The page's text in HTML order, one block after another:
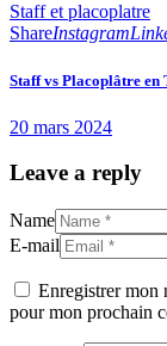
Staff et placoplatre
ShareInstagram
Staff vs Placoplâtre en
20 mars 2024
Leave a reply
Name
E-mail
Enregistrer mon
pour mon prochain